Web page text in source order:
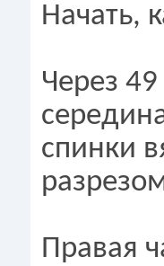
Начать,
Через
спинки
Правая